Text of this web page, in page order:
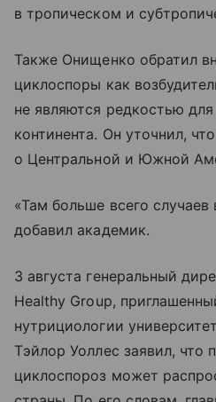
в тропическом и
Также Онищенко обратил
циклоспоры как
не являются редкостью
континента. Он уточнил,
о Центральной и Южной
«Там больше всего
добавил академик.
3 августа генеральный
Healthy Group,
нутрициологии
Тэйлор Уоллес заявил,
циклоспороз может